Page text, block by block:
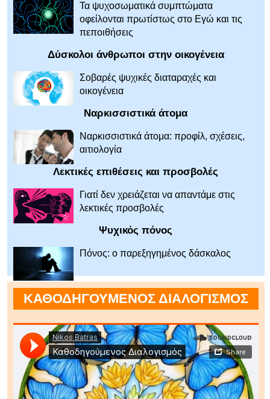
Τα ψυχοσωματικά συμπτώματα
οφείλονται πρωτίστως στο Εγώ και τις
πεποιθήσεις
Δύσκολοι άνθρωποι στην οικογένεια
Σοβαρές ψυχικές διαταραχές και
οικογένεια
Ναρκισσιστικά άτομα
Ναρκισσιστικά άτομα: προφίλ, σχέσεις,
αιτιολογία
Λεκτικές επιθέσεις και προσβολές
Γιατί δεν χρειάζεται να απαντάμε στις
λεκτικές προσβολές
Ψυχικός πόνος
Πόνος: ο παρεξηγημένος δάσκαλος
ΚΑΘΟΔΗΓΟΥΜΕΝΟΣ ΔΙΑΛΟΓΙΣΜΟΣ